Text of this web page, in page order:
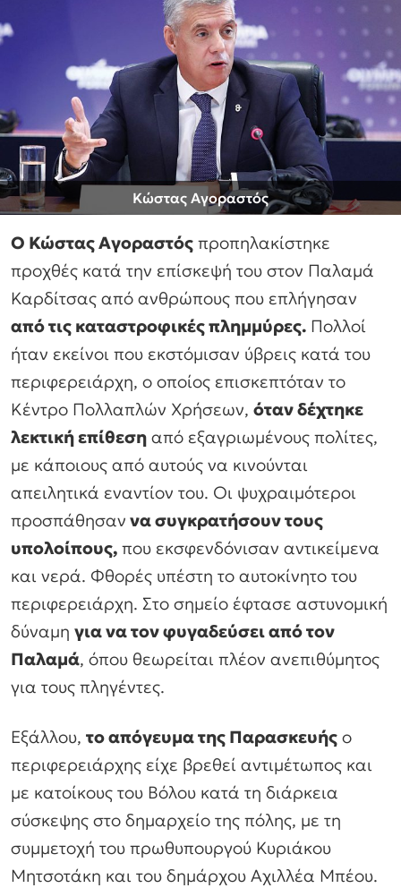
Κώστας Αγοραστός
Ο Κώστας Αγοραστός προπηλακίστηκε
προχθές κατά την επίσκεψή του στον Παλαμά
Καρδίτσας από ανθρώπους που επλήγησαν
από τις καταστροφικές πλημμύρες. Πολλοί
ήταν εκείνοι που εκστόμισαν ύβρεις κατά του
περιφερειάρχη, ο οποίος επισκεπτόταν το
Κέντρο Πολλαπλών Χρήσεων, όταν δέχτηκε
λεκτική επίθεση από εξαγριωμένους πολίτες,
με κάποιους από αυτούς να κινούνται
απειλητικά εναντίον του. Οι ψυχραιμότεροι
προσπάθησαν να συγκρατήσουν τους
υπολοίπους, που εκσφενδόνισαν αντικείμενα
και νερά. Φθορές υπέστη το αυτοκίνητο του
περιφερειάρχη. Στο σημείο έφτασε αστυνομική
δύναμη για να τον φυγαδεύσει από τον
Παλαμά, όπου θεωρείται πλέον ανεπιθύμητος
για τους πληγέντες.
Εξάλλου, το απόγευμα της Παρασκευής ο
περιφερειάρχης είχε βρεθεί αντιμέτωπος και
με κατοίκους του Βόλου κατά τη διάρκεια
σύσκεψης στο δημαρχείο της πόλης, με τη
συμμετοχή του πρωθυπουργού Κυριάκου
Μητσοτάκη και του δημάρχου Αχιλλέα Μπέου.